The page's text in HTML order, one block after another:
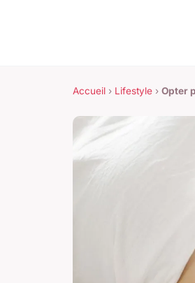
Accueil › Lifestyle › Opter